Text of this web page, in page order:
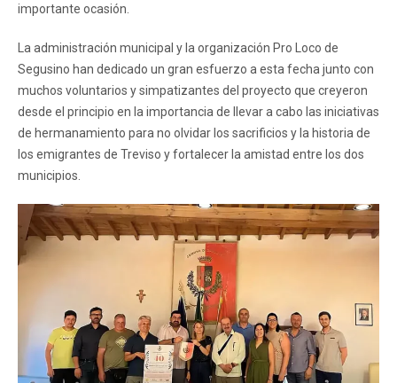
importante ocasión.
La administración municipal y la organización Pro Loco de
Segusino han dedicado un gran esfuerzo a esta fecha junto con
muchos voluntarios y simpatizantes del proyecto que creyeron
desde el principio en la importancia de llevar a cabo las iniciativas
de hermanamiento para no olvidar los sacrificios y la historia de
los emigrantes de Treviso y fortalecer la amistad entre los dos
municipios.